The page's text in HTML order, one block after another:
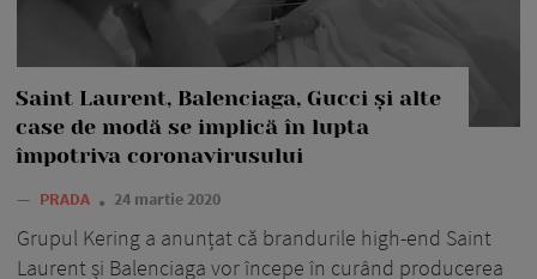
Saint Laurent, Balenciaga, Gucci și alte
case de modă se implică în lupta
împotriva coronavirusului
— PRADA 24 martie 2020
Grupul Kering a anunțat că brandurile high-end Saint
Laurent și Balenciaga vor începe în curând producerea